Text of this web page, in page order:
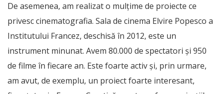
De asemenea, am realizat o mulțime de proiecte ce
privesc cinematografia. Sala de cinema Elvire Popesco a
Institutului Francez, deschisă în 2012, este un
instrument minunat. Avem 80.000 de spectatori și 950
de filme în fiecare an. Este foarte activ și, prin urmare,
am avut, de exemplu, un proiect foarte interesant,